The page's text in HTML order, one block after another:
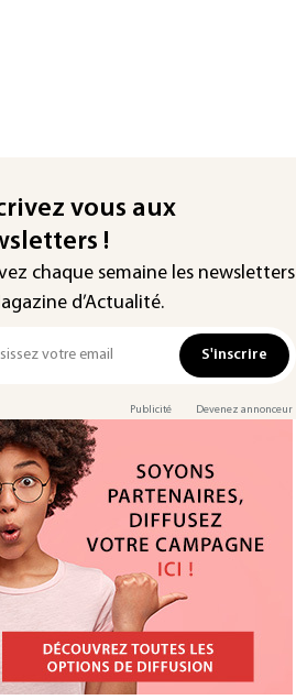
vous aux
!
chaque semaine les newsletters
d’Actualité.
S'inscrire
Publicité Devenez annonceur